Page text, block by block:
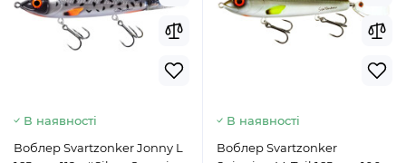
В наявності
Воблер Svartzonker Jonny L
В наявності
Воблер Svartzonker